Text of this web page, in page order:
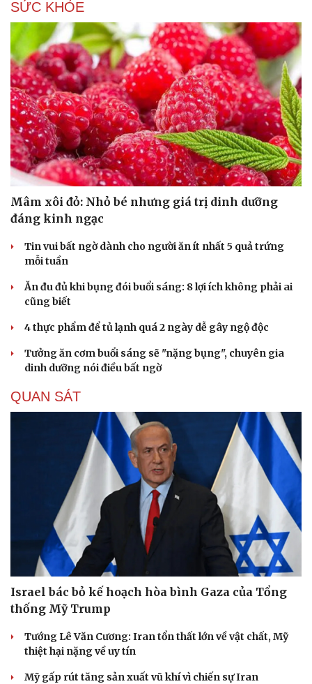
SỨC KHỎE
Mâm xôi đỏ: Nhỏ bé nhưng giá trị dinh dưỡng
đáng kinh ngạc
Tin vui bất ngờ dành cho người ăn ít nhất 5 quả trứng
mỗi tuần
Ăn đu đủ khi bụng đói buổi sáng: 8 lợi ích không phải ai
cũng biết
4 thực phẩm để tủ lạnh quá 2 ngày dễ gây ngộ độc
Tưởng ăn cơm buổi sáng sẽ "nặng bụng", chuyên gia
dinh dưỡng nói điều bất ngờ
QUAN SÁT
Israel bác bỏ kế hoạch hòa bình Gaza của Tổng
thống Mỹ Trump
Tướng Lê Văn Cương: Iran tổn thất lớn về vật chất, Mỹ
thiệt hại nặng về uy tín
Mỹ gấp rút tăng sản xuất vũ khí vì chiến sự Iran